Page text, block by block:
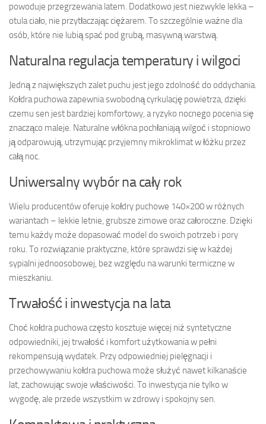
powoduje przegrzewania latem. Dodatkowo jest niezwykle lekka –
otula ciało, nie przytłaczając ciężarem. To szczególnie ważne dla
osób, które nie lubią spać pod grubą, masywną warstwą.
Naturalna regulacja temperatury i wilgoci
Jedną z największych zalet puchu jest jego zdolność do oddychania.
Kołdra puchowa zapewnia swobodną cyrkulację powietrza, dzięki
czemu sen jest bardziej komfortowy, a ryzyko nocnego pocenia się
znacząco maleje. Naturalne włókna pochłaniają wilgoć i stopniowo
ją odparowują, utrzymując przyjemny mikroklimat w łóżku przez
całą noc.
Uniwersalny wybór na cały rok
Wielu producentów oferuje kołdry puchowe 140×200 w różnych
wariantach – lekkie letnie, grubsze zimowe oraz całoroczne. Dzięki
temu każdy może dopasować model do swoich potrzeb i pory
roku. To rozwiązanie praktyczne, które sprawdzi się w każdej
sypialni jednoosobowej, bez względu na warunki termiczne w
mieszkaniu.
Trwałość i inwestycja na lata
Choć kołdra puchowa często kosztuje więcej niż syntetyczne
odpowiedniki, jej trwałość i komfort użytkowania w pełni
rekompensują wydatek. Przy odpowiedniej pielęgnacji i
przechowywaniu kołdra puchowa może służyć nawet kilkanaście
lat, zachowując swoje właściwości. To inwestycja nie tylko w
wygodę, ale przede wszystkim w zdrowy i spokojny sen.